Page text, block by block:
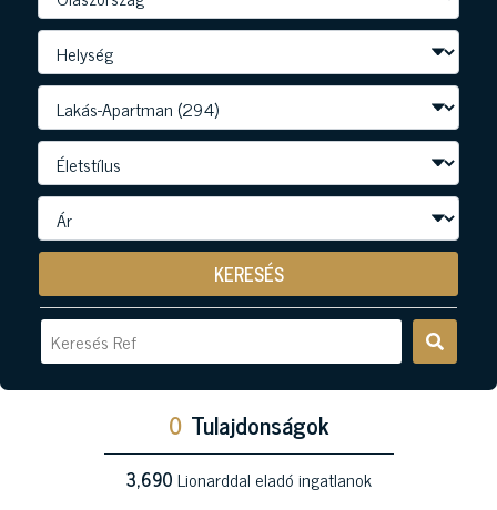
KERESÉS
0 Tulajdonságok
3,690Lionarddal eladó ingatlanok